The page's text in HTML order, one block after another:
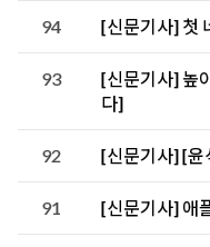
94 [신문기사] 첫
93
[신문기사] 높
다]
92 [신문기사] [윤
91 [신문기사] 애